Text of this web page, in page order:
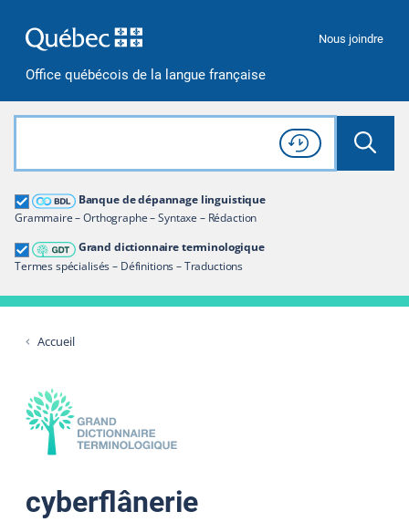
Office québécois de la langue française
Nous joindre
Rechercher dans tout le site
Lancer
Consulter l'
Historique
de recherche
Banque de dépannage linguistique
Grammaire – Orthographe – Syntaxe – Rédaction
Grand dictionnaire terminologique
Termes spécialisés – Définitions – Traductions
Grand dictionnaire terminologique
Restreindre aux termes
Accueil
cyberflânerie